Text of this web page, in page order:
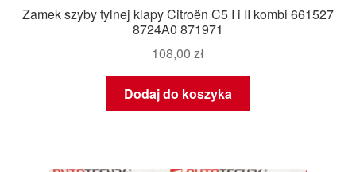
Zamek szyby tylnej klapy Citroën C5 I i II kombi 661527
8724A0 871971
108,00 zł
Dodaj do koszyka